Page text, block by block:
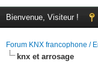
Bienvenue, Visiteur !
Forum KNX francophone /
knx et arrosage